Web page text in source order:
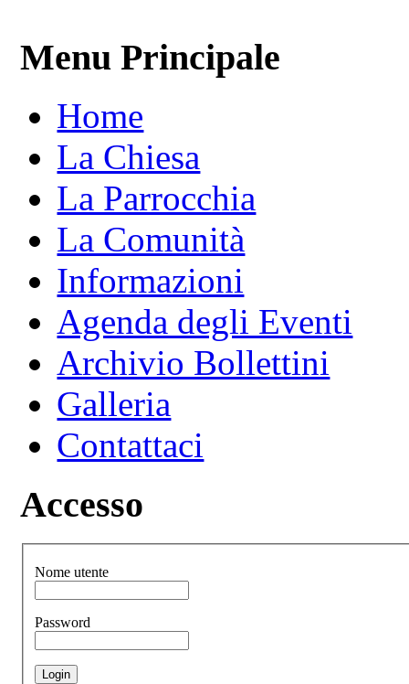
Menu Principale
Home
La Chiesa
La Parrocchia
La Comunità
Informazioni
Agenda degli Eventi
Archivio Bollettini
Galleria
Contattaci
Accesso
Nome utente
Password